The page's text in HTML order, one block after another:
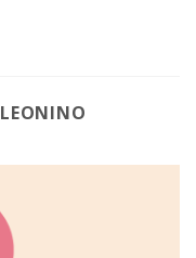
LEONINO